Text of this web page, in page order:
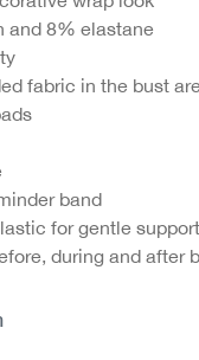
and 8% elastane
fabric in the bust
band
for gentle support
during and after